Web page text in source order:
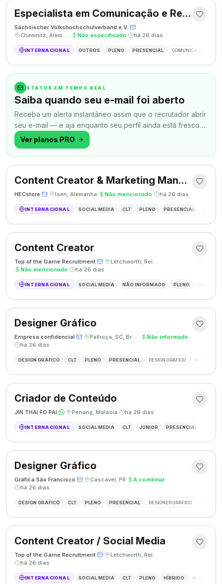
Especialista em Comunicação e Relações Públicas
Sächsischer Volkshochschulverband e.V.·
·
Chemnitz, Alemanha · Não especificado· há 26 dias
INTERNACIONAL OUTROS PLENO PRESENCIAL COMUNICAÇÃO
STATUS EM TEMPO REAL
Saiba quando seu e-mail foi aberto
Receba um alerta instantâneo assim que o recrutador abrir
seu e-mail — e aja enquanto seu perfil ainda está fresco
na memória.
Ver planos PRO
Content Creator & Marketing Manager
HECstore· · Isen, Alemanha· Não mencionado· há 26 dias
INTERNACIONAL SOCIAL MEDIA CLT PLENO PRESENCIAL
Content Creator
Top of the Game Recruitment· · Letchworth, Reino Unido ·
Não mencionado· há 26 dias
INTERNACIONAL SOCIAL MEDIA NÃO INFORMADO PLENO
Designer Gráfico
Empresa confidencial· · Palhoça, SC, Brasil · Não informado·
há 26 dias
DESIGN GRÁFICO CLT PLENO PRESENCIAL DESIGN GRÁFICO VAGA
Criador de Conteúdo
JIN THAI FO PAI· · Penang, Malásia· há 26 dias
INTERNACIONAL SOCIAL MEDIA CLT JÚNIOR PRESENCIAL
Designer Gráfico
Gráfica São Francisco· · Cascavel, PR· A combinar·
há 26 dias
DESIGN GRÁFICO CLT PLENO PRESENCIAL DESIGNER GRÁFICO
Content Creator / Social Media
Top of the Game Recruitment· · Letchworth, Reino Unido ·
há 26 dias
INTERNACIONAL SOCIAL MEDIA CLT PLENO HÍBRIDO CONTENT